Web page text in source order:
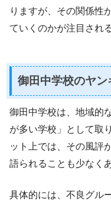
りますが、その関係性
ていくのかが注目され
御田中学校のヤン
御田中学校は、地域的
が多い学校」として取
ット上では、その風評
語られることも少なく
具体的には、不良グル